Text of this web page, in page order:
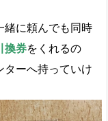
緒に頼んでも同時
換券をくれるの
ターへ持っていけ